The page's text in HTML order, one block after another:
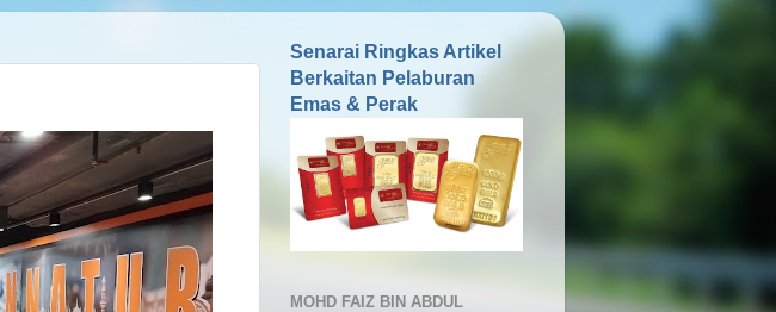
Senarai Ringkas Artikel
Berkaitan Pelaburan
Emas & Perak
MOHD FAIZ BIN ABDUL